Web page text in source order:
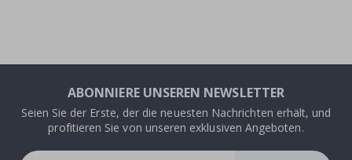
ABONNIERE UNSEREN NEWSLETTER
Seien Sie der Erste, der die neuesten Nachrichten erhält, und
profitieren Sie von unseren exklusiven Angeboten.